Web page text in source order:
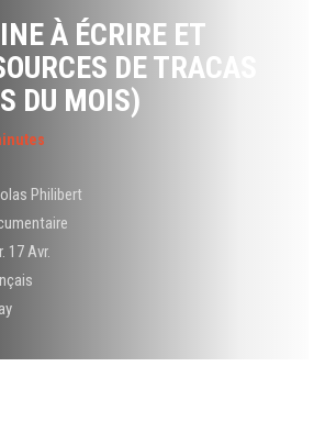
À ÉCRIRE ET
DE TRACAS
DU MOIS)
Philibert
17 Avr.